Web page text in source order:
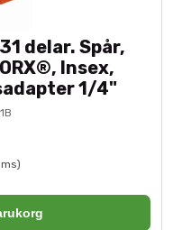
delar. Spår,
Insex,
1/4"